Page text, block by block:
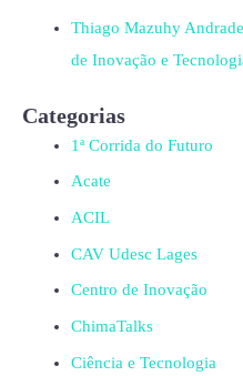
Thiago Mazuhy
de Inovação e
Categorias
1ª Corrida do Futuro
Acate
ACIL
CAV Udesc Lages
Centro de Inovação
ChimaTalks
Ciência e Tecnologia